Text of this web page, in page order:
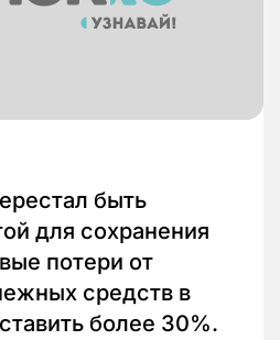
быть
для сохранения
потери от
средств в
более 30%.